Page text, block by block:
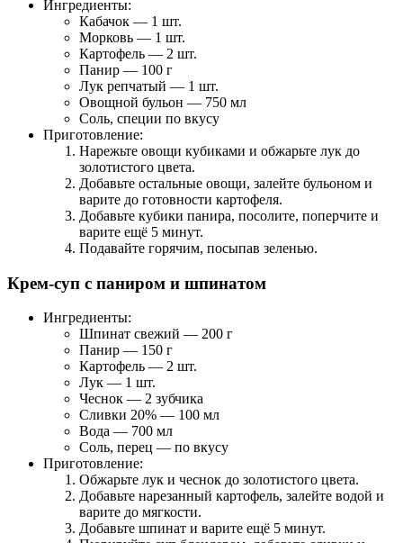
Ингредиенты:
Кабачок — 1 шт.
Морковь — 1 шт.
Картофель — 2 шт.
Панир — 100 г
Лук репчатый — 1 шт.
Овощной бульон — 750 мл
Соль, специи по вкусу
Приготовление:
Нарежьте овощи кубиками и обжарьте лук до
золотистого цвета.
Добавьте остальные овощи, залейте бульоном и
варите до готовности картофеля.
Добавьте кубики панира, посолите, поперчите и
варите ещё 5 минут.
Подавайте горячим, посыпав зеленью.
Крем-суп с паниром и шпинатом
Ингредиенты:
Шпинат свежий — 200 г
Панир — 150 г
Картофель — 2 шт.
Лук — 1 шт.
Чеснок — 2 зубчика
Сливки 20% — 100 мл
Вода — 700 мл
Соль, перец — по вкусу
Приготовление:
Обжарьте лук и чеснок до золотистого цвета.
Добавьте нарезанный картофель, залейте водой и
варите до мягкости.
Добавьте шпинат и варите ещё 5 минут.